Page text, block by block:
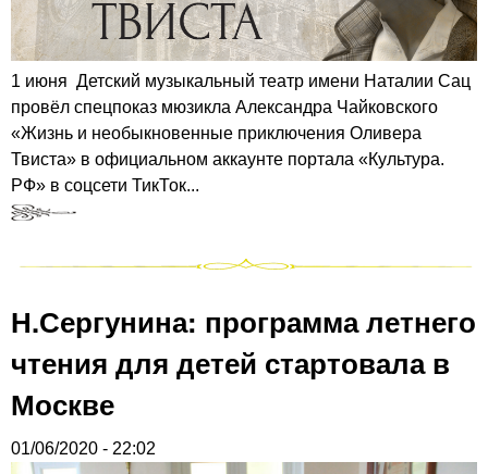
1 июня Детский музыкальный театр имени Наталии Сац
провёл спецпоказ мюзикла Александра Чайковского
«Жизнь и необыкновенные приключения Оливера
Твиста» в официальном аккаунте портала «Культура.
РФ» в соцсети ТикТок...
Н.Сергунина: программа летнего
чтения для детей стартовала в
Москве
01/06/2020 - 22:02